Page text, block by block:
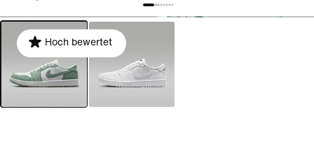
Hoch bewertet